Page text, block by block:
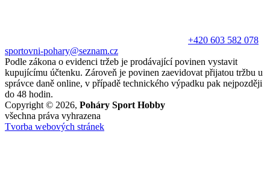
+420 603 582 078
sportovni-pohary@seznam.cz
Podle zákona o evidenci tržeb je prodávající povinen vystavit
kupujícímu účtenku. Zároveň je povinen zaevidovat přijatou tržbu u
správce daně online, v případě technického výpadku pak nejpozději
do 48 hodin.
Copyright © 2026, Poháry Sport Hobby
všechna práva vyhrazena
Tvorba webových stránek